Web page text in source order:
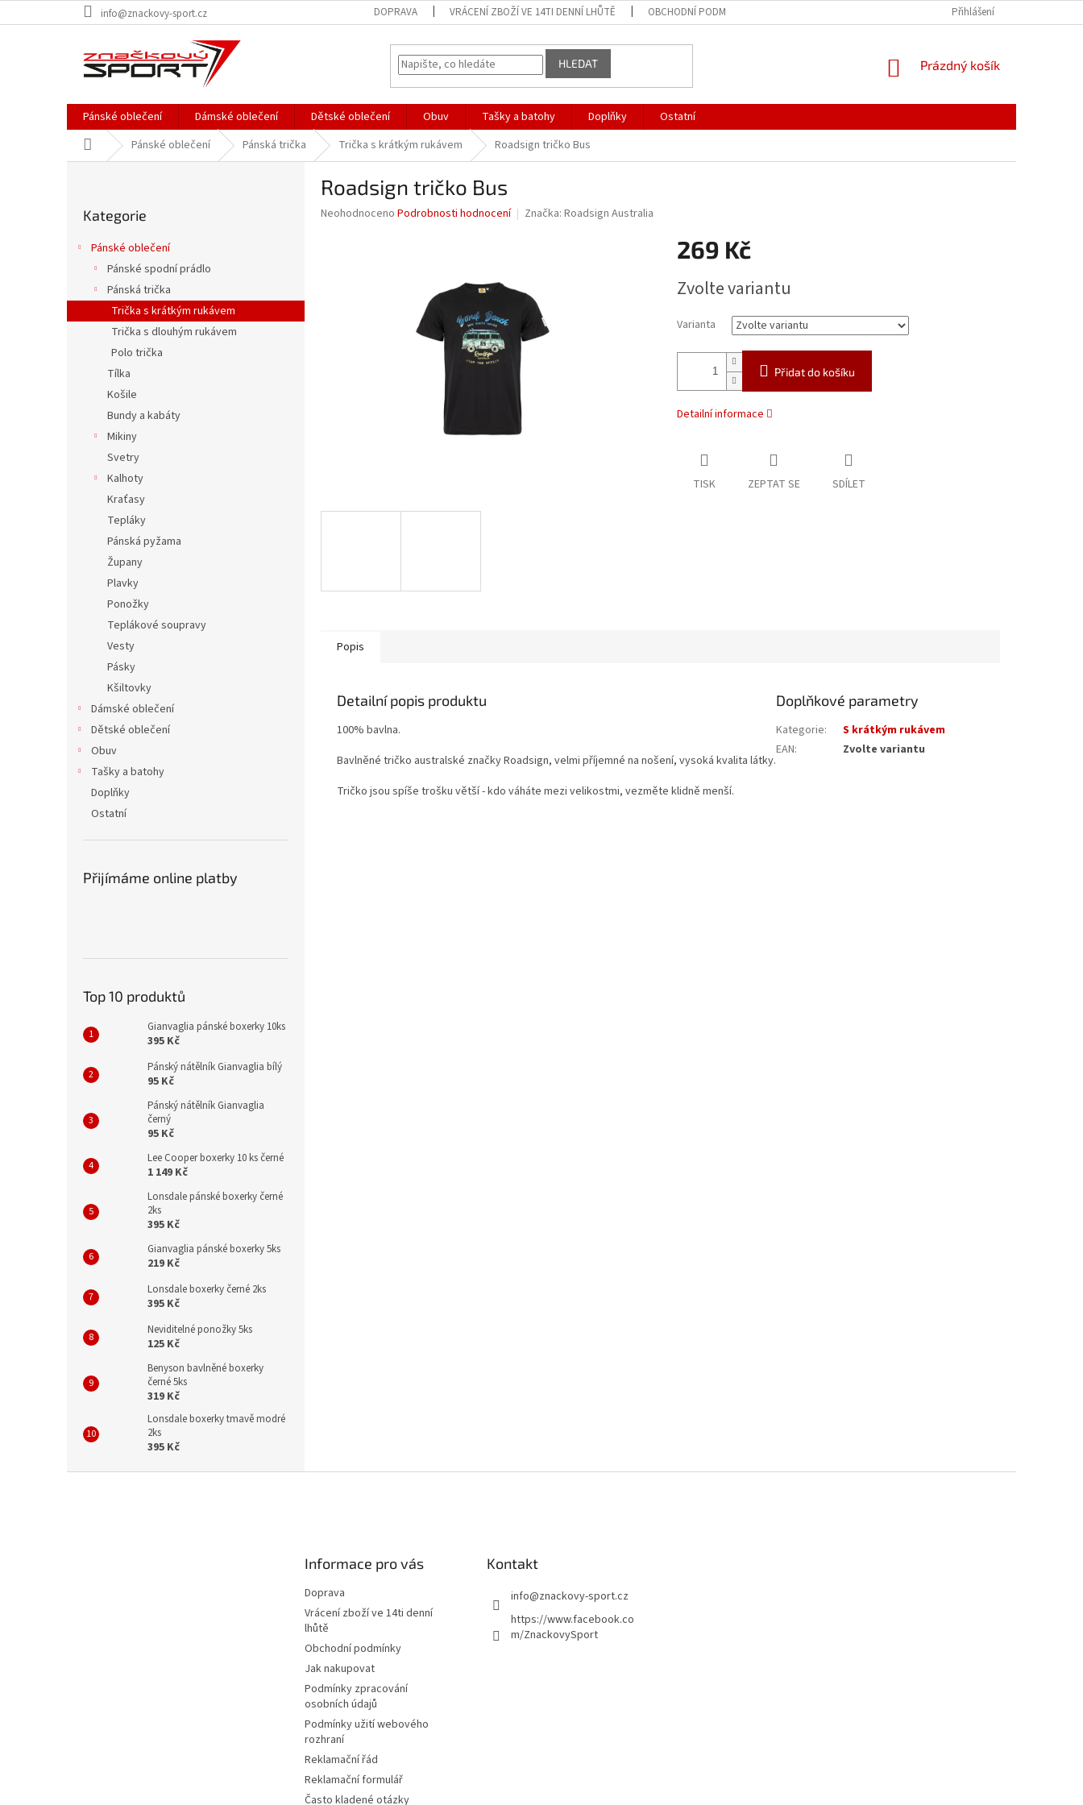
na
info@znackovy-sport.cz DOPRAVA VRÁCENÍ ZBOŽÍ VE 14TI DENNÍ LHŮTĚ OBCHODNÍ PODMÍNKY PODMÍNKY ZPRACOVÁNÍ OSOBNÍCH ÚDAJŮ
Přihlášení
HLEDAT
NÁKUPNÍ
Prázdný košík
Pánské oblečení Dámské oblečení Dětské oblečení Obuv Tašky a batohy Doplňky
Ostatní
Domů Pánské oblečení Pánská trička Trička s krátkým rukávem Roadsign tričko Bus
kategorie
Kategorie
Pánské oblečení
Pánské spodní prádlo
Pánská trička
Trička s krátkým rukávem
Trička s dlouhým rukávem
Polo trička
Tílka
Košile
Bundy a kabáty
Mikiny
Svetry
Kalhoty
Kraťasy
Tepláky
Pánská pyžama
Župany
Plavky
Ponožky
Teplákové soupravy
Vesty
Pásky
Kšiltovky
Dámské oblečení
Dětské oblečení
Obuv
Tašky a batohy
Doplňky
Ostatní
Přijímáme online platby
Top 10 produktů
Gianvaglia pánské boxerky 10ks
395 Kč
Pánský nátělník Gianvaglia bílý
95 Kč
Pánský nátělník Gianvaglia
černý
95 Kč
Lee Cooper boxerky 10 ks černé
1 149 Kč
Lonsdale pánské boxerky černé
2ks
395 Kč
Gianvaglia pánské boxerky 5ks
219 Kč
Lonsdale boxerky černé 2ks
395 Kč
Neviditelné ponožky 5ks
125 Kč
Benyson bavlněné boxerky
černé 5ks
319 Kč
Lonsdale boxerky tmavě modré
2ks
395 Kč
Roadsign tričko Bus
Průměrné
Neohodnoceno Podrobnosti hodnocení Značka: Roadsign Australia
269 Kč
cena:
Zvolte variantu
Varianta
Přidat do košíku
Detailní informace
TISK ZEPTAT SE SDÍLET
Popis
Detailní popis produktu
100% bavlna.
Bavlněné tričko australské značky Roadsign, velmi příjemné na nošení, vysoká kvalita látky.
Tričko jsou spíše trošku větší - kdo váháte mezi velikostmi, vezměte klidně menší.
Doplňkové parametry
Kategorie:
S krátkým rukávem
EAN: Zvolte variantu
Informace pro vás
Doprava
Vrácení zboží ve 14ti denní
lhůtě
Obchodní podmínky
Jak nakupovat
Podmínky zpracování
osobních údajů
Podmínky užití webového
rozhraní
Reklamační řád
Reklamační formulář
Často kladené otázky
Kontakt
info@znackovy-sport.cz
https://www.facebook.co
m/ZnackovySport